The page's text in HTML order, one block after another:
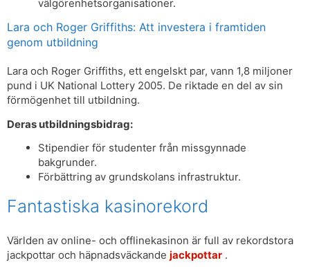
välgörenhetsorganisationer.
Lara och Roger Griffiths: Att investera i framtiden
genom utbildning
Lara och Roger Griffiths, ett engelskt par, vann 1,8 miljoner
pund i UK National Lottery 2005. De riktade en del av sin
förmögenhet till utbildning.
Deras utbildningsbidrag:
Stipendier för studenter från missgynnade
bakgrunder.
Förbättring av grundskolans infrastruktur.
Fantastiska kasinorekord
Världen av online- och offlinekasinon är full av rekordstora
jackpottar och häpnadsväckande jackpottar .